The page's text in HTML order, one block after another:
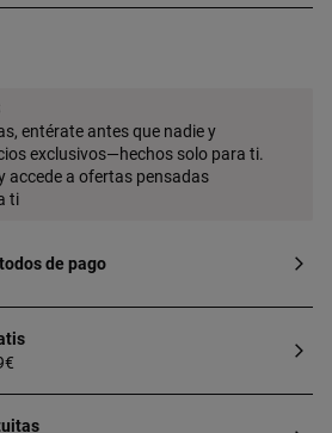
garantiza una
entérate antes que nadie y
exclusivos—hechos solo para ti.
accede a ofertas pensadas
ti
de pago